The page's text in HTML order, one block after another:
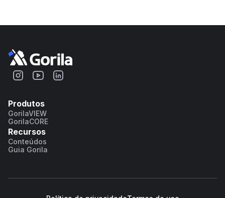
Produtos
GorilaVIEW
GorilaCORE
Recursos
Conteúdos
Guia Gorila